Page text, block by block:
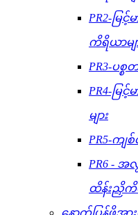
PR2-မြ
ကိရိယာမျ
PR3-ပစ္
PR4-မြ
များ
PR5-ကျ
PR6 - အ
ထိန်းညှိကိ
နောက်ပြန်ဖိအာ